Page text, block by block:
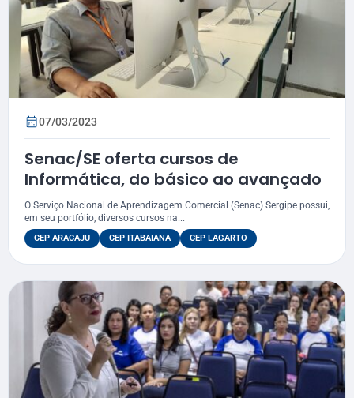
07/03/2023
Senac/SE oferta cursos de
Informática, do básico ao avançado
O Serviço Nacional de Aprendizagem Comercial (Senac) Sergipe possui,
em seu portfólio, diversos cursos na...
CEP ARACAJU CEP ITABAIANA CEP LAGARTO